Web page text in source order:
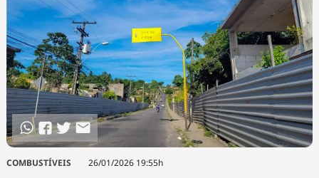
COMBUSTÍVEIS 26/01/2026 19:55h